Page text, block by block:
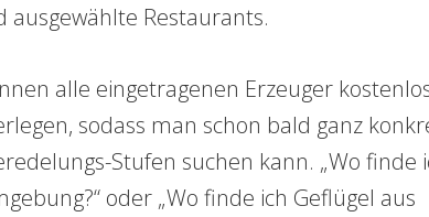
ausgewählte Restaurants.
alle eingetragenen Erzeuger
sodass man schon bald ganz
Stufen suchen kann. „Wo finde
oder „Wo finde ich Geflügel aus